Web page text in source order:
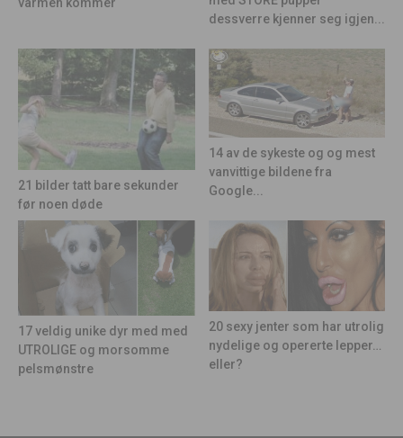
dessverre kjenner seg igjen...
21 bilder tatt bare sekunder
før noen døde
14 av de sykeste og og mest
vanvittige bildene fra
Google...
17 veldig unike dyr med med
UTROLIGE og morsomme
pelsmønstre
20 sexy jenter som har utrolig
nydelige og opererte lepper…
eller?